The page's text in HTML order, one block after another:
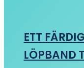
ETT
LÖPBAND